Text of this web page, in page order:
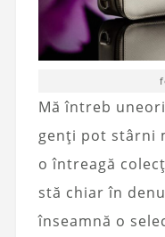
Mă întreb
genți pot stârni
o întreagă
stă chiar în
înseamnă o